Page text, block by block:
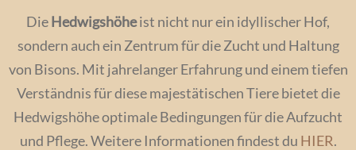
DieHedwigshöheist nicht nur ein idyllischer Hof,
sondern auch ein Zentrum für die Zucht und Haltung
von Bisons. Mit jahrelanger Erfahrung und einem tiefen
Verständnis für diese majestätischen Tiere bietet die
Hedwigshöhe optimale Bedingungen für die Aufzucht
und Pflege. Weitere Informationen findest du HIER.